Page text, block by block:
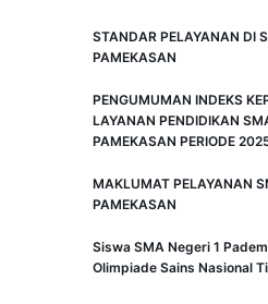
STANDAR PELAYANAN DI
PAMEKASAN
PENGUMUMAN INDEKS
LAYANAN PENDIDIKAN
PAMEKASAN PERIODE
MAKLUMAT PELAYANAN
PAMEKASAN
Siswa SMA Negeri 1
Olimpiade Sains Nasional